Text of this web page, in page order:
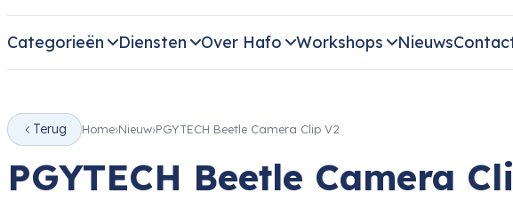
Categorieën Diensten Over Hafo Workshops Nieuws
Terug Home Nieuw PGYTECH Beetle Camera Clip V2
PGYTECH Beetle Camera